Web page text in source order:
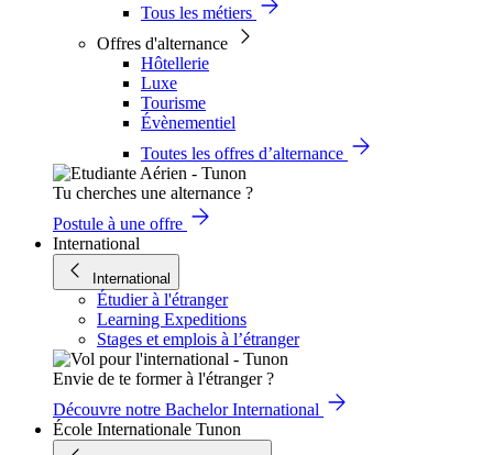
Tous les métiers
Offres d'alternance
Hôtellerie
Luxe
Tourisme
Évènementiel
Toutes les offres d’alternance
Tu cherches une alternance ?
Postule à une offre
International
International
Étudier à l'étranger
Learning Expeditions
Stages et emplois à l’étranger
Envie de te former à l'étranger ?
Découvre notre Bachelor International
École Internationale Tunon